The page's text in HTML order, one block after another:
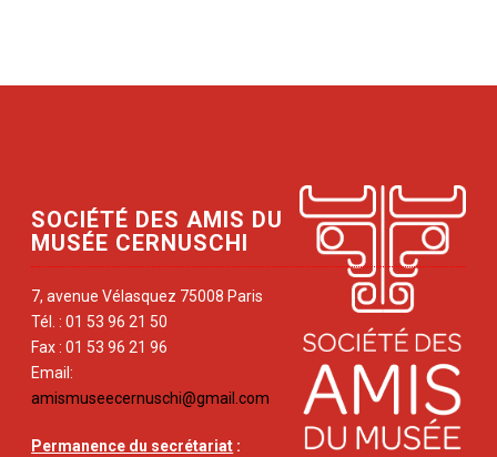
SOCIÉTÉ DES AMIS DU
MUSÉE CERNUSCHI
7, avenue Vélasquez 75008 Paris
Tél. : 01 53 96 21 50
Fax : 01 53 96 21 96
Email:
amismuseecernuschi@gmail.com
Permanence du secrétariat :